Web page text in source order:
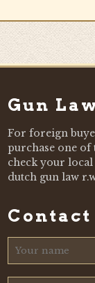
Gun
For foreign
purchase one of
check your
dutch gun law
Contact